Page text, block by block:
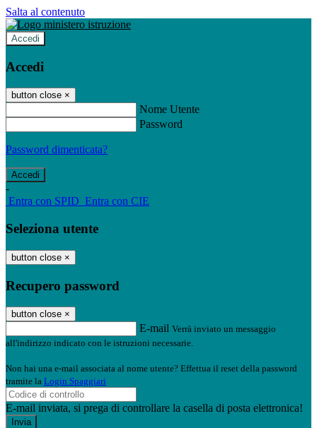
Salta al contenuto
Accedi
Accedi
button close ×
Nome Utente
Password
Password dimenticata?
-
Entra con SPID Entra con CIE
Seleziona utente
button close ×
Recupero password
button close ×
E-mail Verrà inviato un messaggio
all'indirizzo indicato con le istruzioni necessarie.
Non hai una e-mail associata al nome utente? Effettua il reset della password
tramite la Login Spaggiari
E-mail inviata, si prega di controllare la casella di posta elettronica!